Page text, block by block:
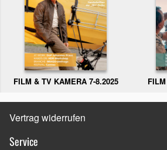
FILM & TV KAMERA 7-8.2025
Vertrag widerrufen
Service